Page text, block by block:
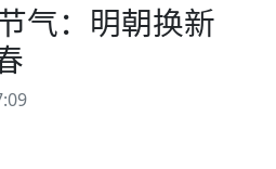
气：明朝换新